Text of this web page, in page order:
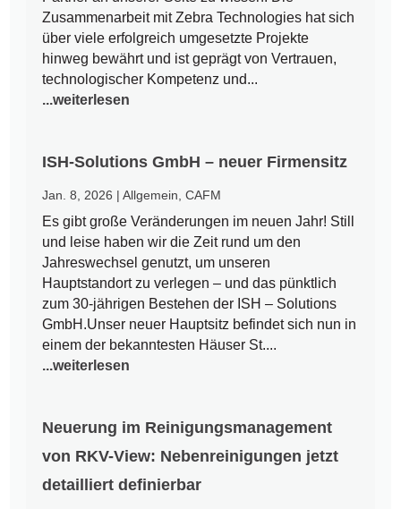
Zusammenarbeit mit Zebra Technologies hat sich
über viele erfolgreich umgesetzte Projekte
hinweg bewährt und ist geprägt von Vertrauen,
technologischer Kompetenz und...
...weiterlesen
ISH-Solutions GmbH – neuer Firmensitz
Jan. 8, 2026 |Allgemein ,CAFM
Es gibt große Veränderungen im neuen Jahr! Still
und leise haben wir die Zeit rund um den
Jahreswechsel genutzt, um unseren
Hauptstandort zu verlegen – und das pünktlich
zum 30-jährigen Bestehen der ISH – Solutions
GmbH.Unser neuer Hauptsitz befindet sich nun in
einem der bekanntesten Häuser St....
...weiterlesen
Neuerung im Reinigungsmanagement
von RKV-View: Nebenreinigungen jetzt
detailliert definierbar